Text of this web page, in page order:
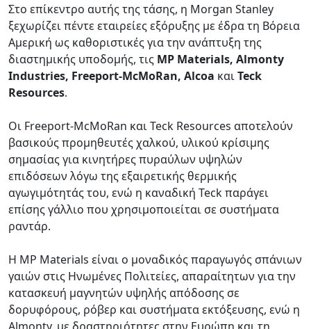
Στο επίκεντρο αυτής της τάσης, η Morgan Stanley
ξεχωρίζει πέντε εταιρείες εξόρυξης με έδρα τη Βόρεια
Αμερική ως καθοριστικές για την ανάπτυξη της
διαστημικής υποδομής, τις MP Materials, Almonty
Industries, Freeport-McMoRan, Alcoa καιTeck
Resources.
Οι Freeport-McMoRan και Teck Resources αποτελούν
βασικούς προμηθευτές χαλκού, υλικού κρίσιμης
σημασίας για κινητήρες πυραύλων υψηλών
επιδόσεων λόγω της εξαιρετικής θερμικής
αγωγιμότητάς του, ενώ η καναδική Teck παράγει
επίσης γάλλιο που χρησιμοποιείται σε συστήματα
ραντάρ.
Η MP Materials είναι ο μοναδικός παραγωγός σπάνιων
γαιών στις Ηνωμένες Πολιτείες, απαραίτητων για την
κατασκευή μαγνητών υψηλής απόδοσης σε
δορυφόρους, ρόβερ και συστήματα εκτόξευσης, ενώ η